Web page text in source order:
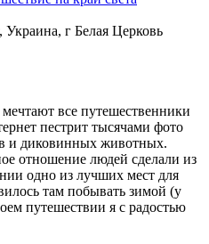
г Белая Церковь
все путешественники
пестрит тысячами фото
и диковинных животных.
отношение людей сделали из
одно из лучших мест для
там побывать зимой (у
путешествии я с радостью